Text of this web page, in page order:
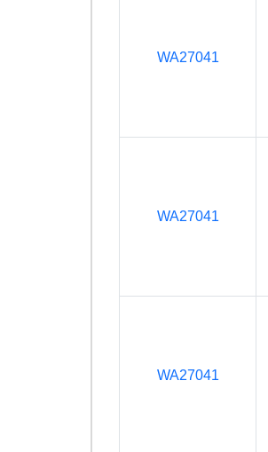
WA27041
WA27041
WA27041